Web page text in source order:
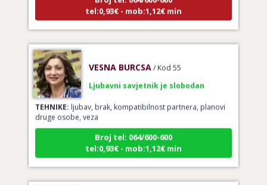
TEHNIKE:ljubav, brak, kompatibilnost partnera, planovi
druge osobe, veza
Broj tel: 064/600-600
tel:0,93€ - mob:1,12€ min